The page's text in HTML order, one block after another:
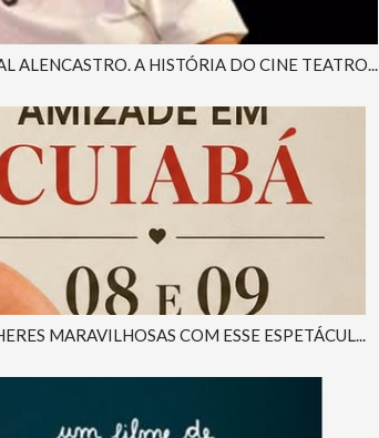
ALENCASTRO. A HISTÓRIA DO CINE TEATRO...
MARAVILHOSAS COM ESSE ESPETÁCUL...